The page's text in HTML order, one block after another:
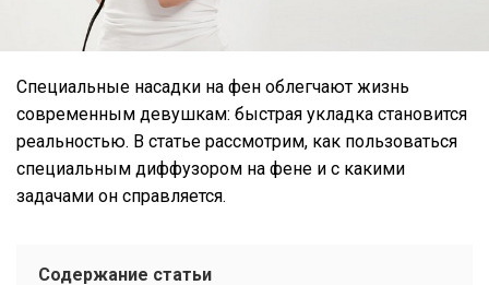
Специальные насадки на фен облегчают жизнь
современным девушкам: быстрая укладка становится
реальностью. В статье рассмотрим, как пользоваться
специальным диффузором на фене и с какими
задачами он справляется.
Содержание статьи